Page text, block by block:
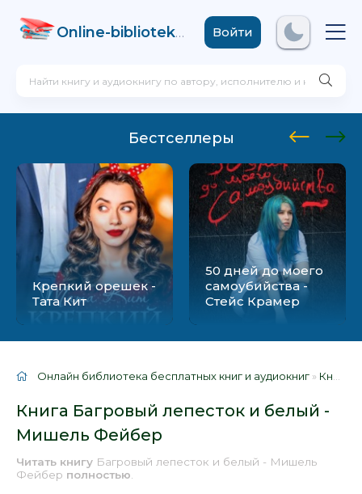
Online-biblioteka .comВойти
Бестселлеры
Крепкий орешек -
Тата Кит
50 дней до моего
самоубийства -
Стейс Крамер
Онлайн библиотека бесплатных книг и аудиокниг » Книги
Книга Багровый лепесток и белый -
Мишель Фейбер
Читать книгу Багровый лепесток и белый - Мишель
Фейбер полностью